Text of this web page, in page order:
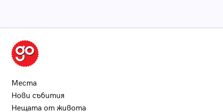
Места
Нови събития
Нещата от живота